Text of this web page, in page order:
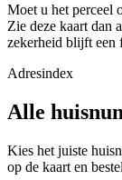
Moet u het perceel
Zie deze kaart dan
zekerheid blijft een
Adresindex
Alle
Kies het juiste
op de kaart en